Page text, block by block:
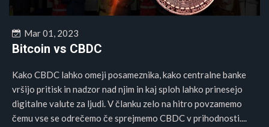
Mar 01, 2023
Bitcoin vs CBDC
Kako CBDC lahko omeji posameznika, kako centralne banke
vršijo pritisk in nadzor nad njim in kaj sploh lahko prinesejo
digitalne valute za ljudi. V članku zelo na hitro povzamemo
čemu vse se odrečemo če sprejmemo CBDC v prihodnosti....